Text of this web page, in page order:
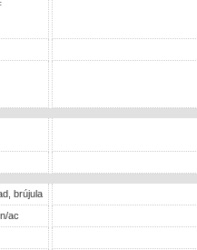
brújula
ac